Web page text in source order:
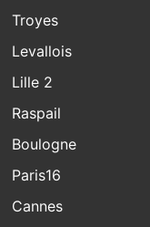
Troyes
Levallois
Lille 2
Raspail
Boulogne
Paris16
Cannes